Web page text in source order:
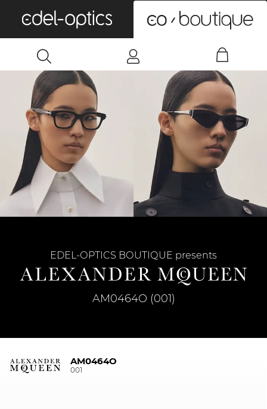
AM0464O (001)
EDEL-OPTICS BOUTIQUE presents
AM0464O
001